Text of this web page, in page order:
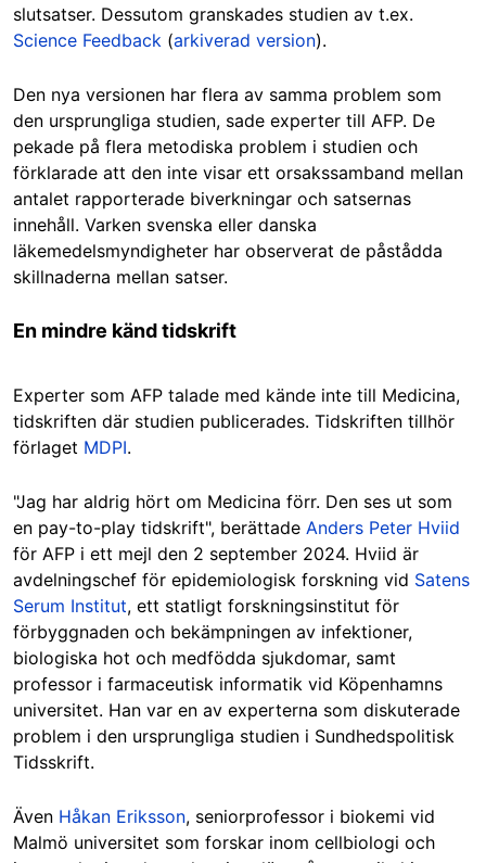
slutsatser. Dessutom granskades studien av t.ex.
Science Feedback (arkiverad version).
Den nya versionen har flera av samma problem som
den ursprungliga studien, sade experter till AFP. De
pekade på flera metodiska problem i studien och
förklarade att den inte visar ett orsakssamband mellan
antalet rapporterade biverkningar och satsernas
innehåll. Varken svenska eller danska
läkemedelsmyndigheter har observerat de påstådda
skillnaderna mellan satser.
En mindre känd tidskrift
Experter som AFP talade med kände inte till Medicina,
tidskriften där studien publicerades. Tidskriften tillhör
förlaget MDPI.
"Jag har aldrig hört om Medicina förr. Den ses ut som
en pay-to-play tidskrift", berättade Anders Peter Hviid
för AFP i ett mejl den 2 september 2024. Hviid är
avdelningschef för epidemiologisk forskning vid Satens
Serum Institut, ett statligt forskningsinstitut för
förbyggnaden och bekämpningen av infektioner,
biologiska hot och medfödda sjukdomar, samt
professor i farmaceutisk informatik vid Köpenhamns
universitet. Han var en av experterna som diskuterade
problem i den ursprungliga studien i Sundhedspolitisk
Tidsskrift.
Även Håkan Eriksson, seniorprofessor i biokemi vid
Malmö universitet som forskar inom cellbiologi och